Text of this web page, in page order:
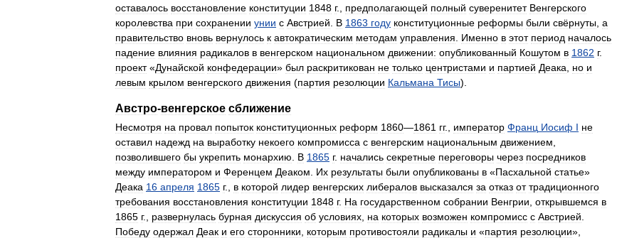
оставалось восстановление конституции 1848 г., предполагающей полный суверенитет Венгерского
королевства при сохранении унии с Австрией. В 1863 году конституционные реформы были свёрнуты, а
правительство вновь вернулось к автократическим методам управления. Именно в этот период началось
падение влияния радикалов в венгерском национальном движении: опубликованный Кошутом в 1862 г.
проект«Дунайской конфедерации» был раскритикован не только центристами и партией Деака, но и
левым крылом венгерского движения (партия резолюции Кальмана Тисы).
Австро-венгерское сближение
Несмотря на провал попыток конституционных реформ 1860—1861 гг., император Франц Иосиф I не
оставил надежд на выработку некоего компромисса с венгерским национальным движением,
позволившего бы укрепить монархию. В 1865 г. начались секретные переговоры через посредников
между императором и Ференцем Деаком. Их результаты были опубликованы в «Пасхальной статье»
Деака 16 апреля 1865 г., в которой лидер венгерских либералов высказался за отказ от традиционного
требования восстановления конституции 1848 г. На государственном собрании Венгрии, открывшемся в
1865 г., развернулась бурная дискуссия об условиях, на которых возможен компромисс с Австрией.
Победу одержал Деак и его сторонники, которым противостояли радикалы и «партия резолюции»,